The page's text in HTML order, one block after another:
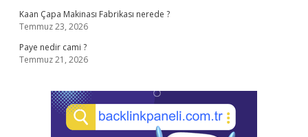
Kaan Çapa Makinası Fabrikası nerede ?
Temmuz 23, 2026
Paye nedir cami ?
Temmuz 21, 2026